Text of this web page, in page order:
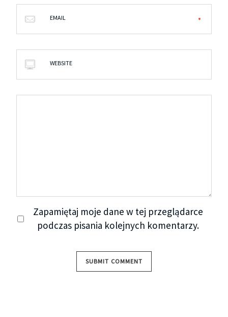
EMAIL
WEBSITE
Zapamiętaj moje dane w tej przeglądarce
podczas pisania kolejnych komentarzy.